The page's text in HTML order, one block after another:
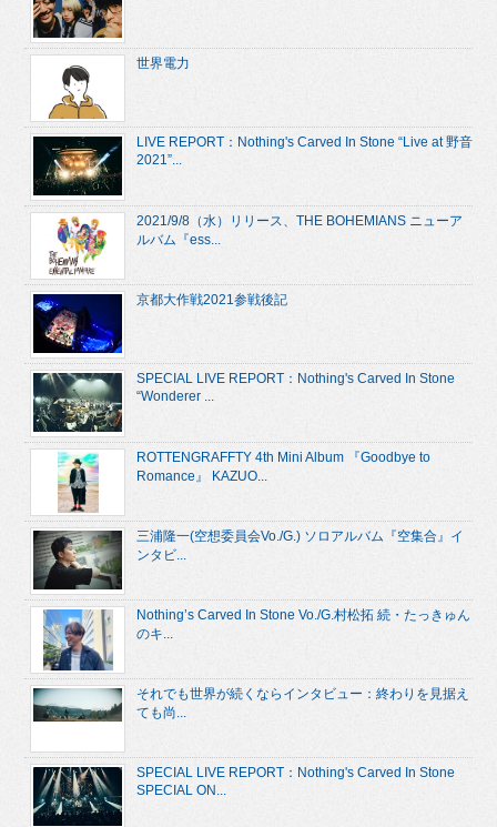
世界電力
LIVE REPORT：Nothing's Carved In Stone “Live at 野音
2021”...
2021/9/8（水）リリース、THE BOHEMIANS ニューア
ルバム『ess...
京都大作戦2021参戦後記
SPECIAL LIVE REPORT：Nothing's Carved In Stone
“Wonderer ...
ROTTENGRAFFTY 4th Mini Album 『Goodbye to
Romance』 KAZUO...
三浦隆一(空想委員会Vo./G.) ソロアルバム『空集合』イ
ンタビ...
Nothing’s Carved In Stone Vo./G.村松拓 続・たっきゅん
のキ...
それでも世界が続くならインタビュー：終わりを見据え
ても尚...
SPECIAL LIVE REPORT：Nothing's Carved In Stone
SPECIAL ON...